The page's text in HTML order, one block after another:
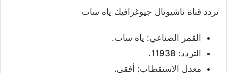
تردد قناة ناشيونال جيوغرافيك ياه سات
القمر الصناعي: ياه سات.
التردد: 11938.
معدل الاستقطاب: أفقي.